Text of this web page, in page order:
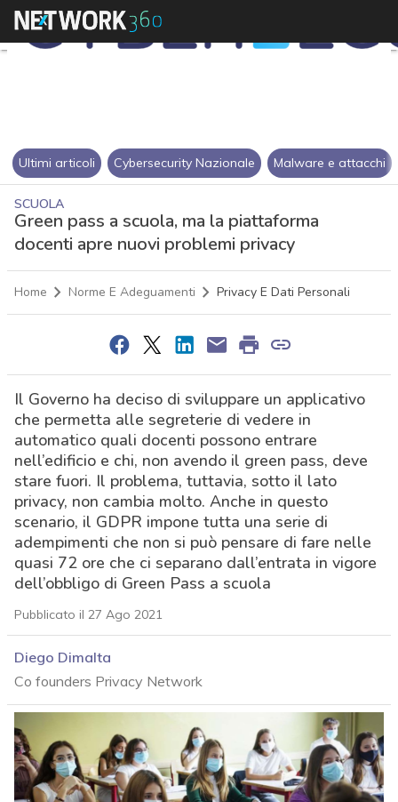
Ultimi articoli Cybersecurity Nazionale Malware e attacchi
SCUOLA
Green pass a scuola, ma la piattaforma
docenti apre nuovi problemi privacy
Home Norme E Adeguamenti Privacy E Dati Personali
Il Governo ha deciso di sviluppare un applicativo
che permetta alle segreterie di vedere in
automatico quali docenti possono entrare
nell’edificio e chi, non avendo il green pass, deve
stare fuori. Il problema, tuttavia, sotto il lato
privacy, non cambia molto. Anche in questo
scenario, il GDPR impone tutta una serie di
adempimenti che non si può pensare di fare nelle
quasi 72 ore che ci separano dall’entrata in vigore
dell’obbligo di Green Pass a scuola
Pubblicato il 27 Ago 2021
Diego Dimalta
Co founders Privacy Network